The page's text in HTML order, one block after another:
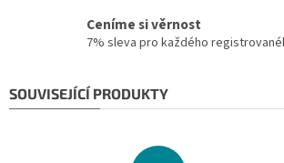
Ceníme si věrnost
7% sleva pro každého
SOUVISEJÍCÍ PRODUKTY